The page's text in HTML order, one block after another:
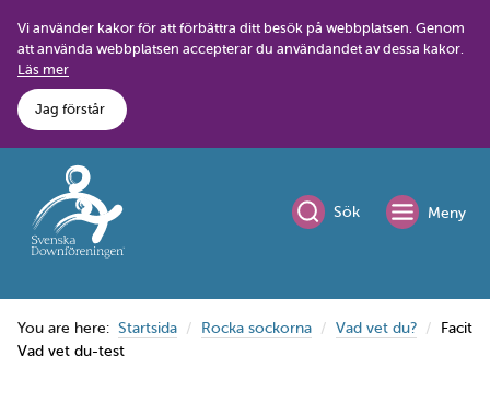
content
Vi använder kakor för att förbättra ditt besök på webbplatsen. Genom
att använda webbplatsen accepterar du användandet av dessa kakor.
Läs mer
Jag förstår
Sök Meny
You are here: Startsida Rocka sockorna Vad vet du?
Facit
Vad vet du-test